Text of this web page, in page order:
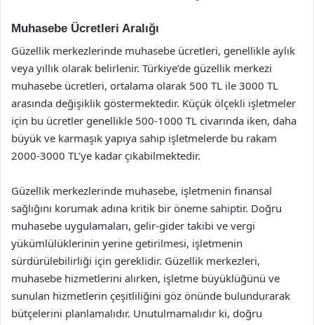
Muhasebe Ücretleri Aralığı
Güzellik merkezlerinde muhasebe ücretleri, genellikle aylık
veya yıllık olarak belirlenir. Türkiye’de güzellik merkezi
muhasebe ücretleri, ortalama olarak 500 TL ile 3000 TL
arasında değişiklik göstermektedir. Küçük ölçekli işletmeler
için bu ücretler genellikle 500-1000 TL civarında iken, daha
büyük ve karmaşık yapıya sahip işletmelerde bu rakam
2000-3000 TL’ye kadar çıkabilmektedir.
Güzellik merkezlerinde muhasebe, işletmenin finansal
sağlığını korumak adına kritik bir öneme sahiptir. Doğru
muhasebe uygulamaları, gelir-gider takibi ve vergi
yükümlülüklerinin yerine getirilmesi, işletmenin
sürdürülebilirliği için gereklidir. Güzellik merkezleri,
muhasebe hizmetlerini alırken, işletme büyüklüğünü ve
sunulan hizmetlerin çeşitliliğini göz önünde bulundurarak
bütçelerini planlamalıdır. Unutulmamalıdır ki, doğru